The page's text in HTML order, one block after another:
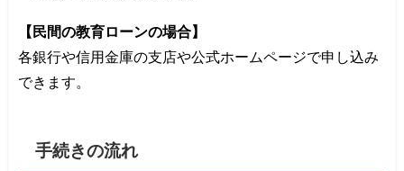
【民間の教育ローンの場合】
各銀行や信用金庫の支店や公式ホームページで申し込み
できます。
手続きの流れ